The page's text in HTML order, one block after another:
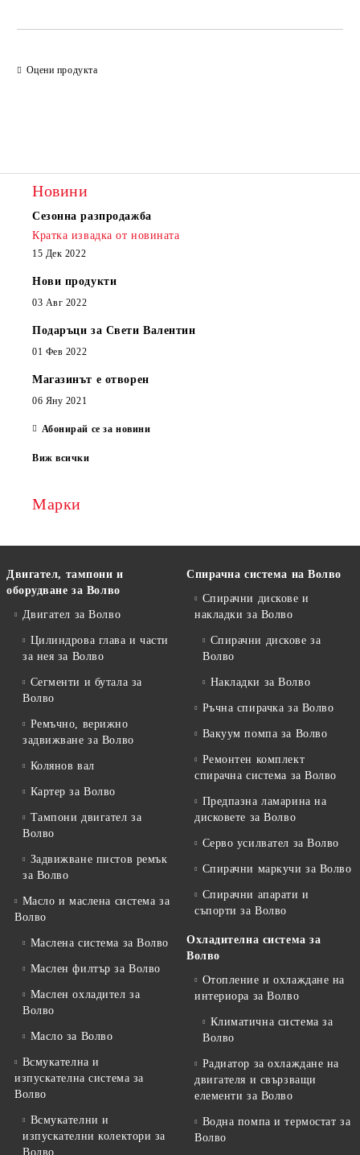
Оцени продукта
Новини
Сезонна разпродажба
Кратка извадка от новината
15 Дек 2022
Нови продукти
03 Авг 2022
Подаръци за Свети Валентин
01 Фев 2022
Магазинът е отворен
06 Яну 2021
Абонирай се за новини
Виж всички
Марки
Двигател, тампони и
оборудване за Волво
Двигател за Волво
Цилиндрова глава и части
за нея за Волво
Сегменти и бутала за
Волво
Ремъчно, верижно
задвижване за Волво
Колянов вал
Картер за Волво
Тампони двигател за
Волво
Задвижване пистов ремък
за Волво
Масло и маслена система за
Волво
Маслена система за Волво
Маслен филтър за Волво
Маслен охладител за
Волво
Масло за Волво
Всмукателна и
изпускателна система за
Волво
Всмукателни и
изпускателни колектори за
Волво
Спирачна система на Волво
Спирачни дискове и
накладки за Волво
Спирачни дискове за
Волво
Накладки за Волво
Ръчна спирачка за Волво
Вакуум помпа за Волво
Ремонтен комплект
спирачна система за Волво
Предпазна ламарина на
дисковете за Волво
Серво усилвател за Волво
Спирачни маркучи за Волво
Спирачни апарати и
съпорти за Волво
Охладителна система за
Волво
Отопление и охлаждане на
интериора за Волво
Климатична система за
Волво
Радиатор за охлаждане на
двигателя и свързващи
елементи за Волво
Водна помпа и термостат за
Волво